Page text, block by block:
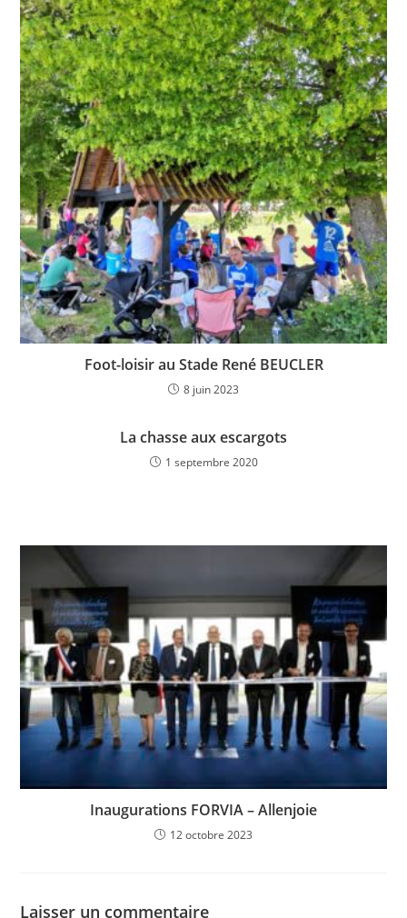
Foot-loisir au Stade René BEUCLER
8 juin 2023
La chasse aux escargots
1 septembre 2020
Inaugurations FORVIA – Allenjoie
12 octobre 2023
Laisser un commentaire